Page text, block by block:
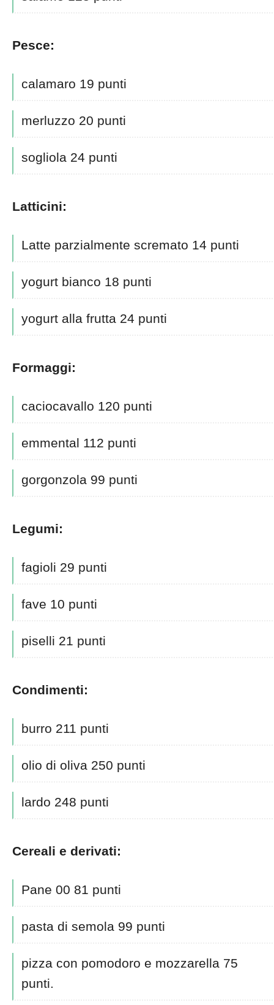
Pesce:
calamaro 19 punti
merluzzo 20 punti
sogliola 24 punti
Latticini:
Latte parzialmente scremato 14 punti
yogurt bianco 18 punti
yogurt alla frutta 24 punti
Formaggi:
caciocavallo 120 punti
emmental 112 punti
gorgonzola 99 punti
Legumi:
fagioli 29 punti
fave 10 punti
piselli 21 punti
Condimenti:
burro 211 punti
olio di oliva 250 punti
lardo 248 punti
Cereali e derivati:
Pane 00 81 punti
pasta di semola 99 punti
pizza con pomodoro e mozzarella 75
punti.